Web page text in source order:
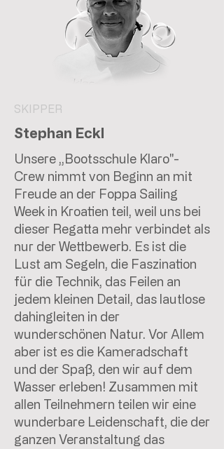
SKIPPER
Stephan Eckl
Unsere „Bootsschule Klaro"-
Crew nimmt von Beginn an mit
Freude an der Foppa Sailing
Week in Kroatien teil, weil uns bei
dieser Regatta mehr verbindet als
nur der Wettbewerb. Es ist die
Lust am Segeln, die Faszination
für die Technik, das Feilen an
jedem kleinen Detail, das lautlose
dahingleiten in der
wunderschönen Natur. Vor Allem
aber ist es die Kameradschaft
und der Spaß, den wir auf dem
Wasser erleben! Zusammen mit
allen Teilnehmern teilen wir eine
wunderbare Leidenschaft, die der
ganzen Veranstaltung das